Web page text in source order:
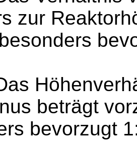
zur
beträgt
bevorzugt